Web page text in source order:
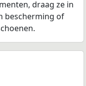
draag ze in
bescherming of